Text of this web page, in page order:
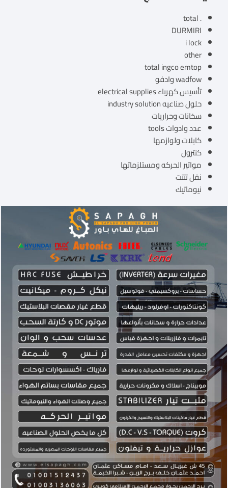
. total
DURMIRI
i lock
other
total ingco emtop
wadfow وادفو
تأسيس كهرباء electrical supplies
حلول صناعيه industry solution
سخانات وحراريات
عدد وادوات tools
كابلات ولوازمها
كنترول
مواتير الحركه ومستلزماتها
نقل تتتت
نيوماتيك